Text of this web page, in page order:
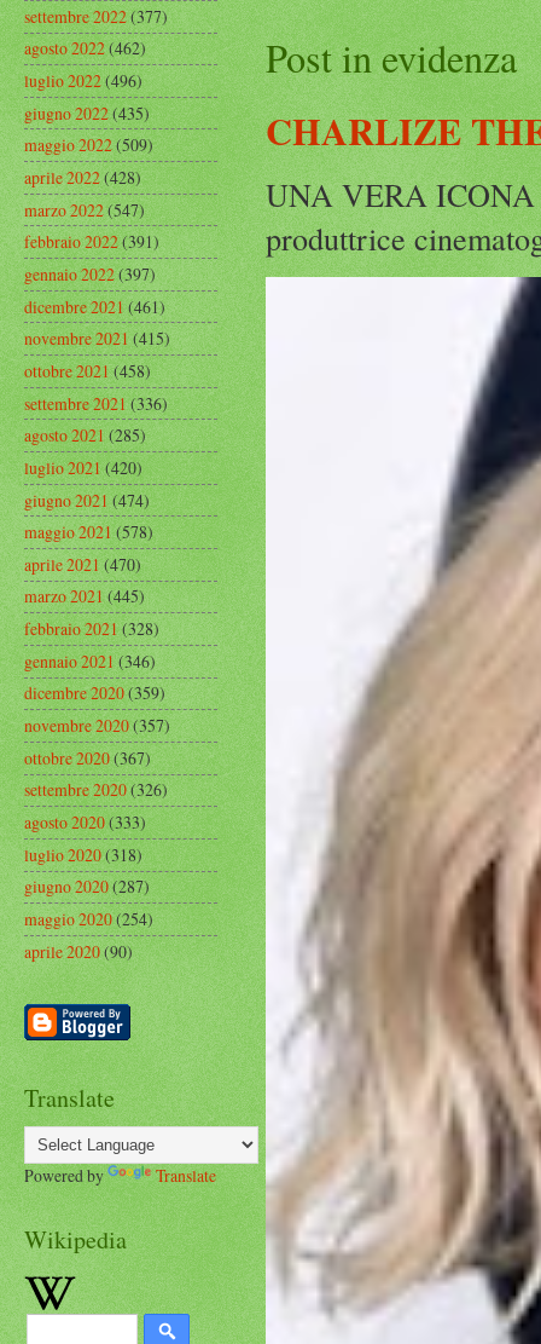
Post in evidenza
CHARLIZE
UNA VERA ICONA
produttrice
settembre 2022(377)
agosto 2022(462)
luglio 2022(496)
giugno 2022(435)
maggio 2022(509)
aprile 2022(428)
marzo 2022(547)
febbraio 2022(391)
gennaio 2022(397)
dicembre 2021(461)
novembre 2021(415)
ottobre 2021(458)
settembre 2021(336)
agosto 2021(285)
luglio 2021(420)
giugno 2021(474)
maggio 2021(578)
aprile 2021(470)
marzo 2021(445)
febbraio 2021(328)
gennaio 2021(346)
dicembre 2020(359)
novembre 2020(357)
ottobre 2020(367)
settembre 2020(326)
agosto 2020(333)
luglio 2020(318)
giugno 2020(287)
maggio 2020(254)
aprile 2020(90)
Translate
Powered by Translate
Wikipedia